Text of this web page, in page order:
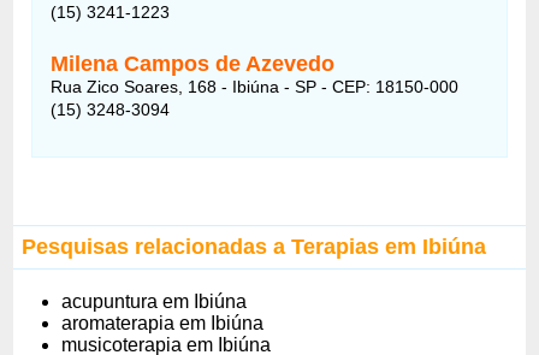
(15) 3241-1223
Milena Campos de Azevedo
Rua Zico Soares, 168 - Ibiúna - SP - CEP: 18150-000
(15) 3248-3094
Pesquisas relacionadas a Terapias em Ibiúna
acupuntura em Ibiúna
aromaterapia em Ibiúna
musicoterapia em Ibiúna